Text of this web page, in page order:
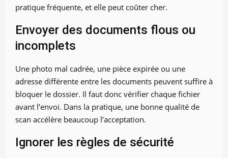
pratique fréquente, et elle peut coûter cher.
Envoyer des documents flous ou
incomplets
Une photo mal cadrée, une pièce expirée ou une
adresse différente entre les documents peuvent suffire à
bloquer le dossier. Il faut donc vérifier chaque fichier
avant l’envoi. Dans la pratique, une bonne qualité de
scan accélère beaucoup l’acceptation.
Ignorer les règles de sécurité